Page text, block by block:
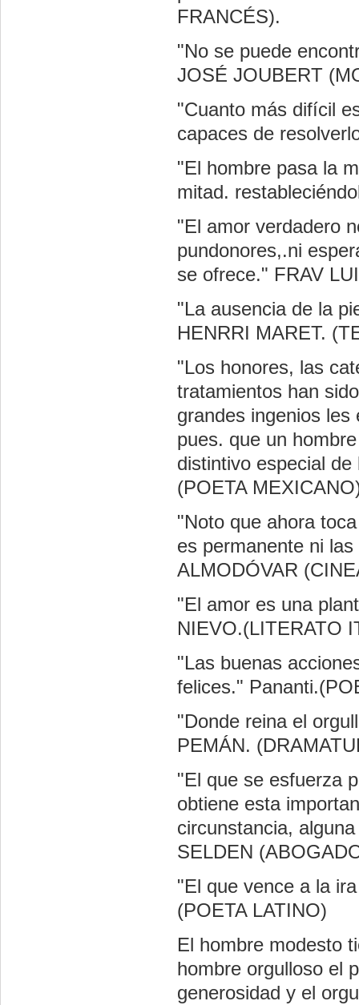
FRANCÉS).
"No se puede
JOSÉ JOUBERT
"Cuanto más difícil
capaces de
"El hombre pasa la
mitad.
"El amor verdadero
pundonores,.ni
se ofrece." FRAV
"La ausencia de la
HENRRI MARET.
"Los honores, las
tratamientos han
grandes ingenios
pues. que un
distintivo especial
(POETA
"Noto que ahora
es permanente ni
ALMODÓVAR
"El amor es una
NIEVO.(LITERATO
"Las buenas
felices."
"Donde reina el
PEMÁN.
"El que se esfuerza
obtiene esta
circunstancia,
SELDEN
"El que vence a la
(POETA LATINO)
El hombre modesto
hombre orgulloso el
generosidad y el